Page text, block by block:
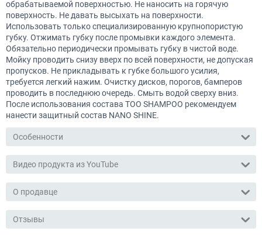
обрабатываемой поверхностью. Не наносить на горячую
поверхность. Не давать высыхать на поверхности.
Использовать только специализированную крупнопористую
губку. Отжимать губку после промывки каждого элемента.
Обязательно периодически промывать губку в чистой воде.
Мойку проводить снизу вверх по всей поверхности, не допуская
пропусков. Не прикладывать к губке большого усилия,
требуется легкий нажим. Очистку дисков, порогов, бамперов
проводить в последнюю очередь. Смыть водой сверху вниз.
После использования состава TOO SHAMPOO рекомендуем
нанести защитный состав NANO SHINE.
Особенности
Видео продукта из YouTube
О продавце
Отзывы